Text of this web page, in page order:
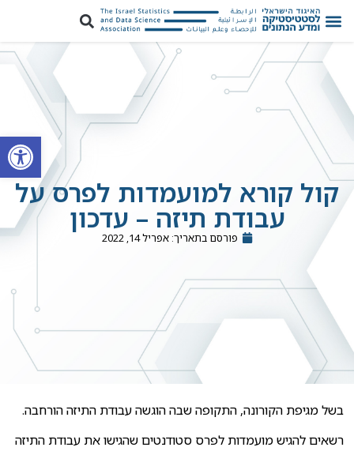
פתח
קול קורא למועמדות לפרס על
עבודת תיזה – עדכון
פורסם בתאריך: אפריל 14, 2022
בשל מגיפת הקורונה, התקופה שבה הוגשה עבודת התיזה הורחבה.
רשאים להגיש מועמדות לפרס סטודנטים שהגישו את עבודת התיזה